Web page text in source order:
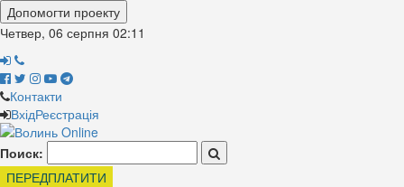
Допомогти проекту
Четвер, 06 серпня 02:11
Контакти
ВхідРеєстрація
Поиск:
ПЕРЕДПЛАТИТИ